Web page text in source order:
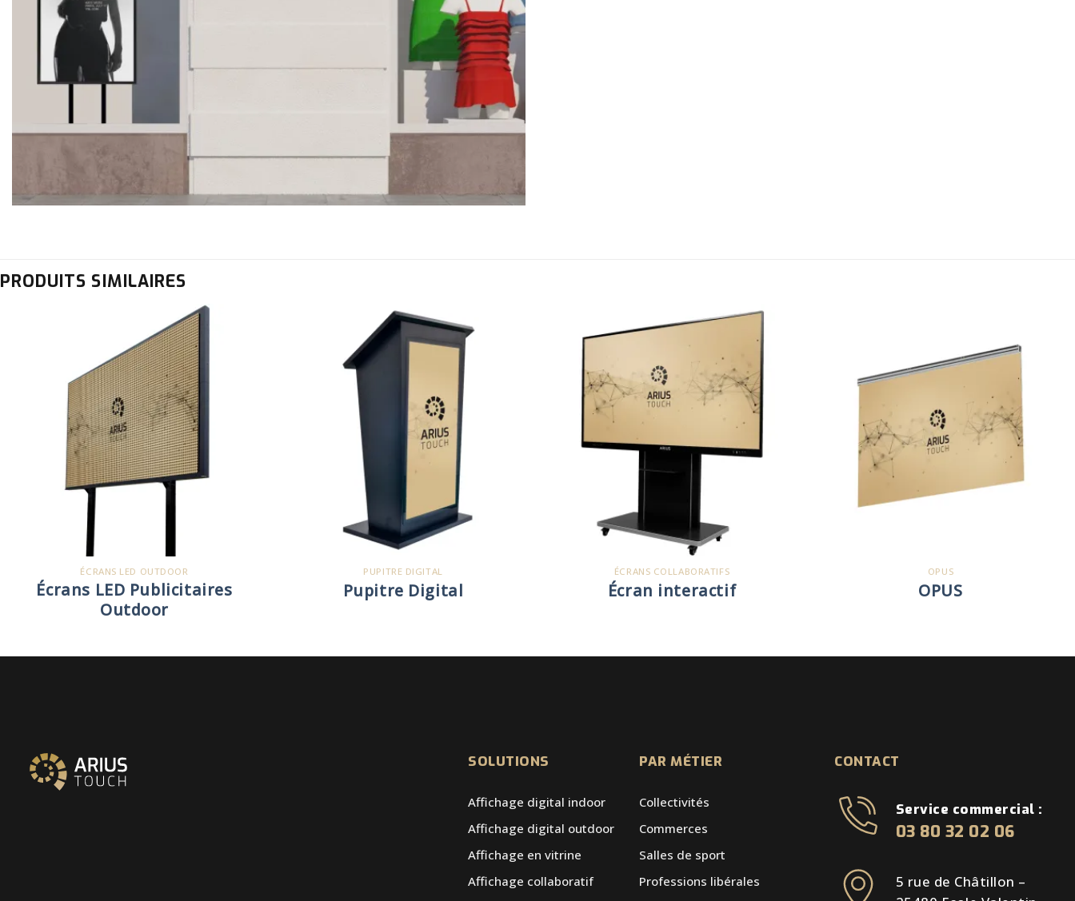
PRODUITS SIMILAIRES
ÉCRANS LED OUTDOOR
Écrans LED Publicitaires
Outdoor
PUPITRE DIGITAL
Pupitre Digital
ÉCRANS COLLABORATIFS
Écran interactif
OPUS
OPUS
SOLUTIONS
Affichage digital indoor
Affichage digital outdoor
Affichage en vitrine
Affichage collaboratif
PAR MÉTIER
Collectivités
Commerces
Salles de sport
Professions libérales
CONTACT
Service commercial :
03 80 32 02 06
5 rue de Châtillon –